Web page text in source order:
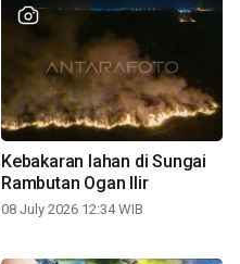
Kebakaran lahan di Sungai
Rambutan Ogan Ilir
08 July 2026 12:34 WIB